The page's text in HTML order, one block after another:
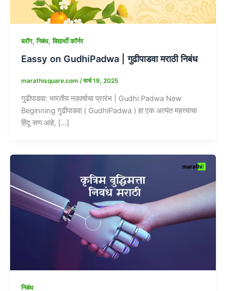
ब्लॉग,निबंध,विद्यार्थी कॉर्नर
Eassy on GudhiPadwa | गुढीपाडवा मराठी निबंध
marathisquare.com /मार्च 19, 2025
गुढीपाडवा: भारतीय नववर्षाचा प्रारंभ | Gudhi Padwa New
Beginning गुढीपाडवा ( GudhiPadwa ) हा एक अत्यंत महत्त्वाचा
हिंदू सण आहे, […]
निबंध